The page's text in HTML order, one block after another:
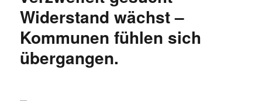
Diskussionsstunde
mit
vielen
Widerstand wächst –
Kommunen fühlen sich
übergangen.